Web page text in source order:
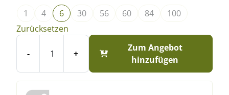
1
4 6 30 56 60 84
100
Zurücksetzen
- +
Zum Angebot
hinzufügen